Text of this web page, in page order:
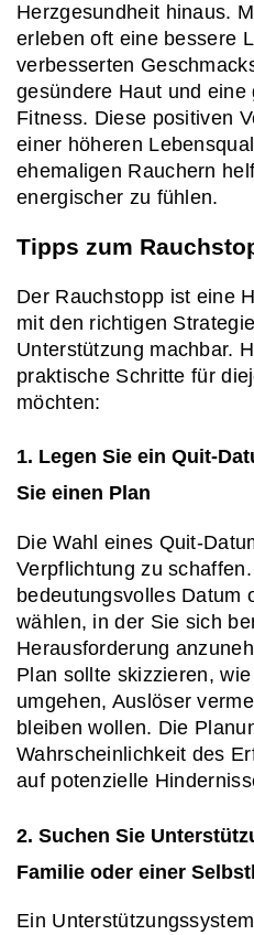
Herzgesundheit hinaus.
erleben oft eine bessere
verbesserten
gesündere Haut und
Fitness. Diese positiven
einer höheren
ehemaligen Rauchern
energischer zu fühlen.
Tipps zum
Der Rauchstopp ist eine
mit den richtigen
Unterstützung machbar.
praktische Schritte für
möchten:
1. Legen Sie ein Quit-
Sie einen Plan
Die Wahl eines Quit-
Verpflichtung zu
bedeutungsvolles Datum
wählen, in der Sie sich
Herausforderung
Plan sollte skizzieren,
umgehen, Auslöser
bleiben wollen. Die
Wahrscheinlichkeit des
auf potenzielle
2. Suchen Sie
Familie oder einer
Ein